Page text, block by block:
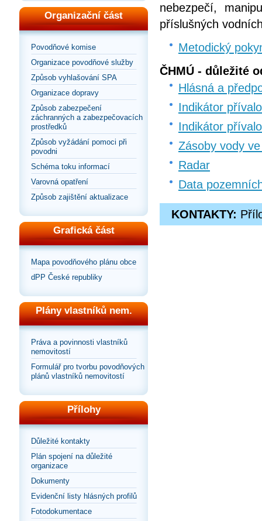
Organizační část
Povodňové komise
Organizace povodňové služby
Způsob vyhlašování SPA
Organizace dopravy
Způsob zabezpečení
záchranných a zabezpečovacích
prostředků
Způsob vyžádání pomoci při
povodni
Schéma toku informací
Varovná opatření
Způsob zajištění aktualizace
Grafická část
Mapa povodňového plánu obce
dPP České republiky
Plány vlastníků nem.
Práva a povinnosti vlastníků
nemovitostí
Formulář pro tvorbu povodňových
plánů vlastníků nemovitostí
Přílohy
Důležité kontakty
Plán spojení na důležité
organizace
Dokumenty
Evidenční listy hlásných profilů
Fotodokumentace
nebezpečí,
příslušných
Metodický
ČHMÚ - důležité
Hlásná a
Indikátor
Indikátor
Zásoby vody
Radar
Data
KONTAKTY: